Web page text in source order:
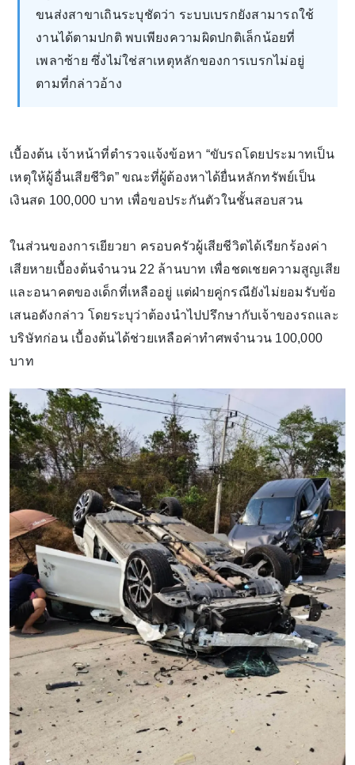
ขนส่งสาขาเถินระบุชัดว่า ระบบเบรกยังสามารถใช้
งานได้ตามปกติ พบเพียงความผิดปกติเล็กน้อยที่
เพลาซ้าย ซึ่งไม่ใช่สาเหตุหลักของการเบรกไม่อยู่
ตามที่กล่าวอ้าง
เบื้องต้น เจ้าหน้าที่ตำรวจแจ้งข้อหา “ขับรถโดยประมาทเป็น
เหตุให้ผู้อื่นเสียชีวิต” ขณะที่ผู้ต้องหาได้ยื่นหลักทรัพย์เป็น
เงินสด 100,000 บาท เพื่อขอประกันตัวในชั้นสอบสวน
ในส่วนของการเยียวยา ครอบครัวผู้เสียชีวิตได้เรียกร้องค่า
เสียหายเบื้องต้นจำนวน 22 ล้านบาท เพื่อชดเชยความสูญเสีย
และอนาคตของเด็กที่เหลืออยู่ แต่ฝ่ายคู่กรณียังไม่ยอมรับข้อ
เสนอดังกล่าว โดยระบุว่าต้องนำไปปรึกษากับเจ้าของรถและ
บริษัทก่อน เบื้องต้นได้ช่วยเหลือค่าทำศพจำนวน 100,000
บาท